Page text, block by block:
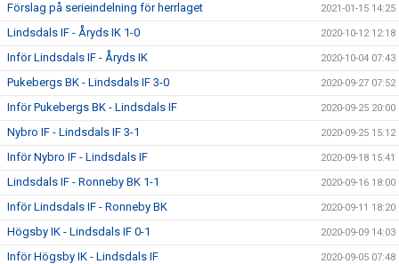
Förslag på serieindelning för herrlaget 2021-01-15 14:25
Lindsdals IF - Åryds IK 1-0 2020-10-12 12:18
Inför Lindsdals IF - Åryds IK 2020-10-04 07:43
Pukebergs BK - Lindsdals IF 3-0 2020-09-27 07:52
Inför Pukebergs BK - Lindsdals IF 2020-09-25 20:00
Nybro IF - Lindsdals IF 3-1 2020-09-25 15:12
Inför Nybro IF - Lindsdals IF 2020-09-18 15:41
Lindsdals IF - Ronneby BK 1-1 2020-09-16 18:00
Inför Lindsdals IF - Ronneby BK 2020-09-11 18:20
Högsby IK - Lindsdals IF 0-1 2020-09-09 14:03
Inför Högsby IK - Lindsdals IF 2020-09-05 07:48